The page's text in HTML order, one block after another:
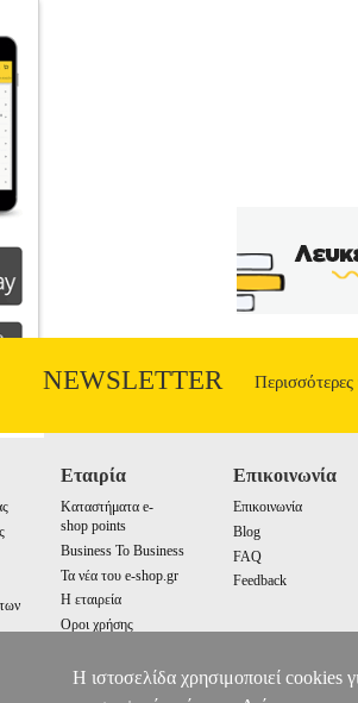
NEWSLETTER
Εταιρία
Καταστήματα e-
shop points
Business To Business
Τα νέα του e-shop.gr
Η εταιρεία
Οροι χρήσης
Επικοινωνία
Επικοινωνία
Blog
FAQ
Feedback
Η ιστοσελίδα χρησιμοποιεί cookies